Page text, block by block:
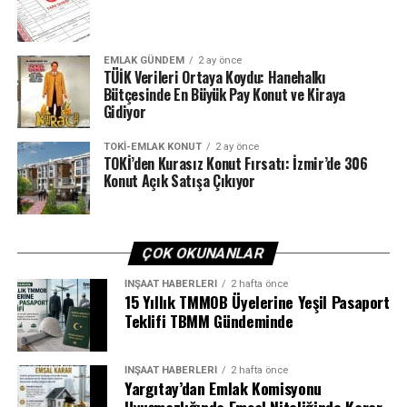
Kule vinçler dövize endeksli. Fakat sektör yeniden
kendine geldi. Ve biz de yatırımlarımıza kaldığımız
yerden devam ediyoruz. Ülkemize güveniyoruz ve yatırım
yaparak bu ülkeye hizmet edeceğimizi biliyoruz. Şu anda
makinalarımızın yüzde 80’i hizmet veriyor.” dedi. Kule
vinçlere ruhsat verilmediğini, sadece üretici firmaların
kimlik verdiğini söyleyen Sönmez, servis konusunda
kendi bünyesinde profesyönel ekip oluşturduklarını,
kiralık vinçlerde oluşabilecek arızalara anında müdahale
ettiklerini söyledi.
“Bu işte ‘Biz olduk’ diye bir
şey yoktur. Teknoloji
geliştikçe yeni ürünleri
takip ediyor, parkurumuzu
EMLAK GÜNDEM 2 ay önce
TÜİK Verileri Ortaya Koydu: Hanehalkı
Bütçesinde En Büyük Pay Konut ve Kiraya
Gidiyor
TOKI-EMLAK KONUT 2 ay önce
TOKİ’den Kurasız Konut Fırsatı: İzmir’de 306
Konut Açık Satışa Çıkıyor
ÇOK OKUNANLAR
İNŞAAT HABERLERI 2 hafta önce
15 Yıllık TMMOB Üyelerine Yeşil Pasaport
Teklifi TBMM Gündeminde
İNŞAAT HABERLERI 2 hafta önce
Yargıtay’dan Emlak Komisyonu